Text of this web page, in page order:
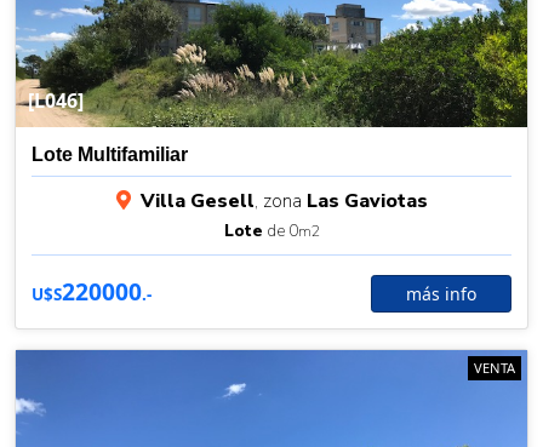
[L046]
Lote Multifamiliar
Villa Gesell, zona Las Gaviotas
Lote de 0m2
U$S220000.- más info
VENTA